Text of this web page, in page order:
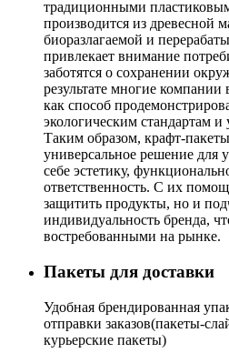
традиционными
производится из древесной
биоразлагаемой и
привлекает внимание
заботятся о сохранении
результате многие
как способ
экологическим стандартам
Таким образом, крафт-
универсальное решение для
себе эстетику,
ответственность. С их
защитить продукты, но и
индивидуальность бренда,
востребованными на рынке.
Пакеты для доставки
Удобная брендированная
отправки заказов(пакеты-
курьерские пакеты)